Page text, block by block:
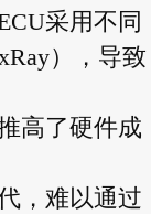
采用不同
），导致
高了硬件成
，难以通过